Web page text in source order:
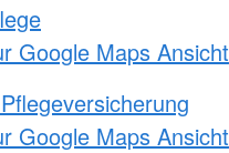
Google Maps Ansicht
Google Maps Ansicht